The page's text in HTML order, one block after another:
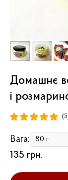
Домашнє
і
Вага:
135 грн.